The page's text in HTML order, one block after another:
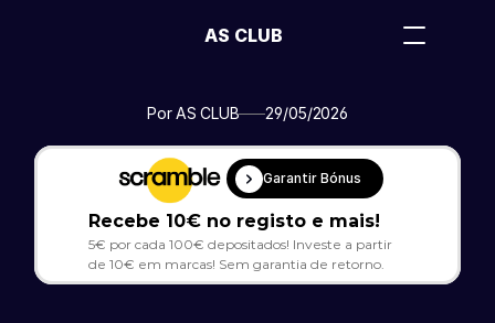
Por AS CLUB 29/05/2026
Garantir Bónus
Recebe 10€ no registo e mais!
5€ por cada 100€ depositados! Investe a partir
de 10€ em marcas! Sem garantia de retorno.
AS CLUB